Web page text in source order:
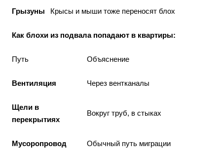
Грызуны Крысы и мыши тоже переносят блох
Как блохи из подвала попадают в квартиры:
Путь Объяснение
Вентиляция Через вентканалы
Щели в
перекрытиях
Вокруг труб, в стыках
Мусоропровод Обычный путь миграции